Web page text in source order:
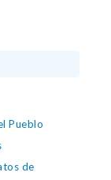
Pueblo
de